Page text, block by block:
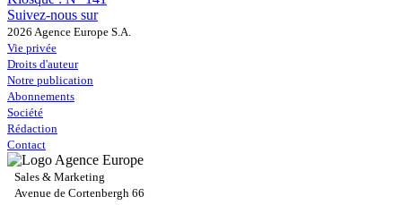
Suivez-nous sur
2026 Agence Europe S.A.
Vie privée
Droits d'auteur
Notre publication
Abonnements
Société
Rédaction
Contact
Sales & Marketing
Avenue de Cortenbergh 66